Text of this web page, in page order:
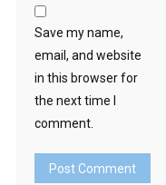
Save my name,
email, and website
in this browser for
the next time I
comment.